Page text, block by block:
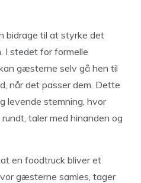
bidrage til at styrke det
I stedet for formelle
gæsterne selv gå hen til
når det passer dem. Dette
levende stemning, hvor
taler med hinanden og
en foodtruck bliver et
gæsterne samles, tager